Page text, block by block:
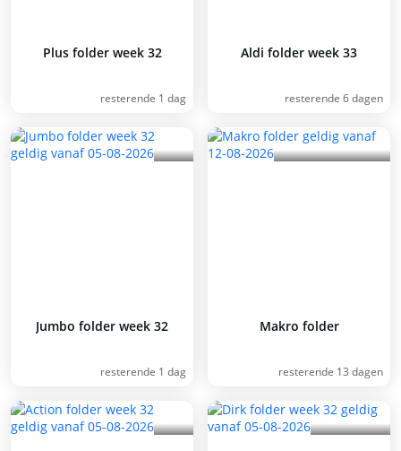
Plus folder week 32
resterende 1 dag
Aldi folder week 33
resterende 6 dagen
Jumbo folder week 32
resterende 1 dag
Makro folder
resterende 13 dagen